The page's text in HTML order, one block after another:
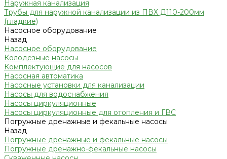
Наружная канализация
Трубы для наружной канализации из ПВХ Д110-200мм
(гладкие)
Насосное оборудование
Назад
Насосное оборудование
Колодезные насосы
Комплектующие для насосов
Насосная автоматика
Насосные установки для канализации
Насосы для водоснабжения
Насосы циркуляционные
Насосы циркуляционные для отопления и ГВС
Погружные дренажные и фекальные насосы
Назад
Погружные дренажные и фекальные насосы
Погружные дренажно-фекальные насосы